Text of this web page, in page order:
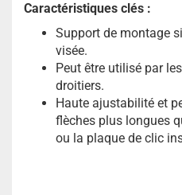
Caractéristiques clés :
Support de montage
visée.
Peut être utilisé par
droitiers.
Haute ajustabilité et
flèches plus longues
ou la plaque de clic